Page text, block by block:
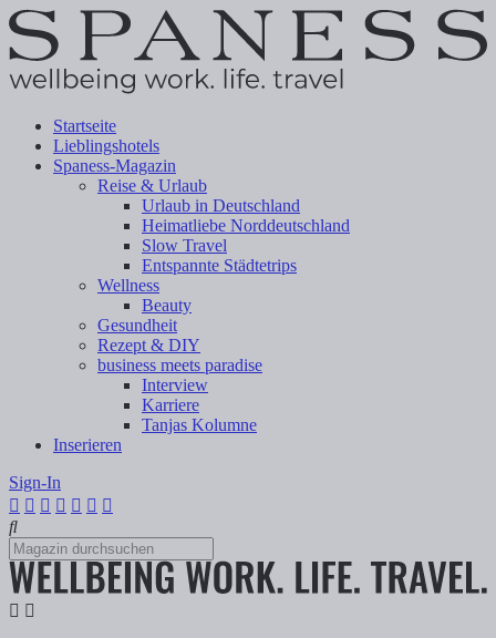
Startseite
Lieblingshotels
Spaness-Magazin
Reise & Urlaub
Urlaub in Deutschland
Heimatliebe Norddeutschland
Slow Travel
Entspannte Städtetrips
Wellness
Beauty
Gesundheit
Rezept & DIY
business meets paradise
Interview
Karriere
Tanjas Kolumne
Inserieren
Sign-In